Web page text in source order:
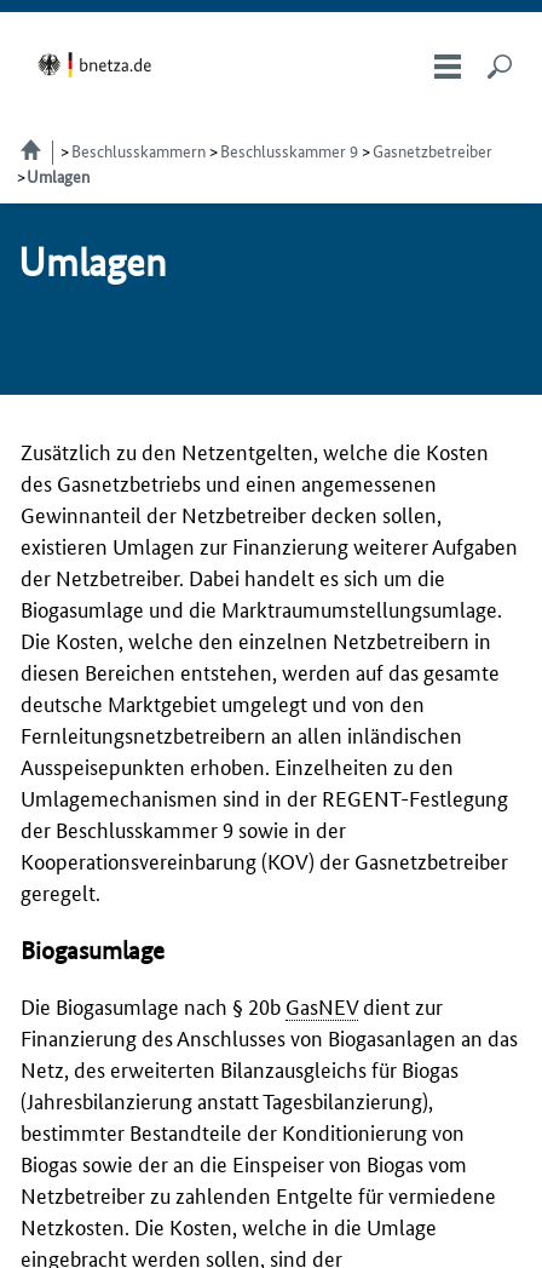
Beschlusskammern Beschlusskammer 9
Gasnetzbetreiber
Umlagen
Um­la­gen
Zusätzlich zu den Netzentgelten, welche die Kosten
des Gasnetzbetriebs und einen angemessenen
Gewinnanteil der Netzbetreiber decken sollen,
existieren Umlagen zur Finanzierung weiterer Aufgaben
der Netzbetreiber. Dabei handelt es sich um die
Biogasumlage und die Marktraumumstellungsumlage.
Die Kosten, welche den einzelnen Netzbetreibern in
diesen Bereichen entstehen, werden auf das gesamte
deutsche Marktgebiet umgelegt und von den
Fernleitungsnetzbetreibern an allen inländischen
Ausspeisepunkten erhoben. Einzelheiten zu den
Umlagemechanismen sind in der REGENT-Festlegung
der Beschlusskammer 9 sowie in der
Kooperationsvereinbarung (KOV) der Gasnetzbetreiber
geregelt.
Biogasumlage
Die Biogasumlage nach § 20b GasNEVdient zur
Finanzierung des Anschlusses von Biogasanlagen an das
Netz, des erweiterten Bilanzausgleichs für Biogas
(Jahresbilanzierung anstatt Tagesbilanzierung),
bestimmter Bestandteile der Konditionierung von
Biogas sowie der an die Einspeiser von Biogas vom
Netzbetreiber zu zahlenden Entgelte für vermiedene
Netzkosten. Die Kosten, welche in die Umlage
eingebracht werden sollen, sind der